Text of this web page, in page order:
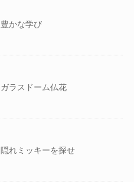
豊かな学び
ガラスドーム仏花
隠れミッキーを探せ